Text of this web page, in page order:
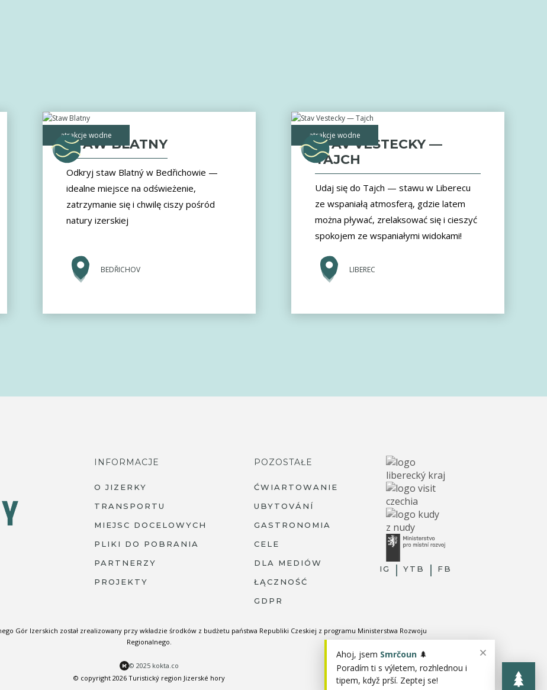
atrakcje wodne
STAW BLATNY
Odkryj staw Blatný w Bedřichowie —
idealne miejsce na odświeżenie,
zatrzymanie się i chwilę ciszy pośród
natury izerskiej
BEDŘICHOV
atrakcje wodne
STAV VESTECKY —
TAJCH
Udaj się do Tajch — stawu w Liberecu
ze wspaniałą atmosferą, gdzie latem
można pływać, zrelaksować się i cieszyć
spokojem ze wspaniałymi widokami!
LIBEREC
INFORMACJE
O JIZERKY
TRANSPORTU
MIEJSC DOCELOWYCH
PLIKI DO POBRANIA
PARTNERZY
PROJEKTY
POZOSTAŁE
ĆWIARTOWANIE
UBYTOVÁNÍ
GASTRONOMIA
CELE
DLA MEDIÓW
ŁĄCZNOŚĆ
GDPR
IG YTB FB
Gór Izerskich został zrealizowany przy wkładzie środków z budżetu państwa Republiki Czeskiej z programu Ministerstwa Rozwoju
Regionalnego.
© 2025 kokta.co
© copyright 2026 Turistický region Jizerské hory
Ahoj, jsem Smrčoun 🌲
Poradím ti s výletem, rozhlednou i
tipem, když prší. Zeptej se!